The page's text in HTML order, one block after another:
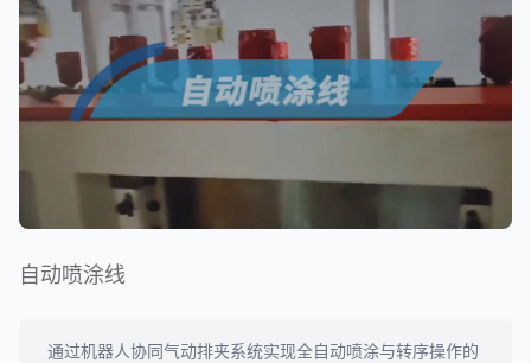
自动喷涂线
通过机器人协同气动排夹系统实现全自动喷涂与转序操作的